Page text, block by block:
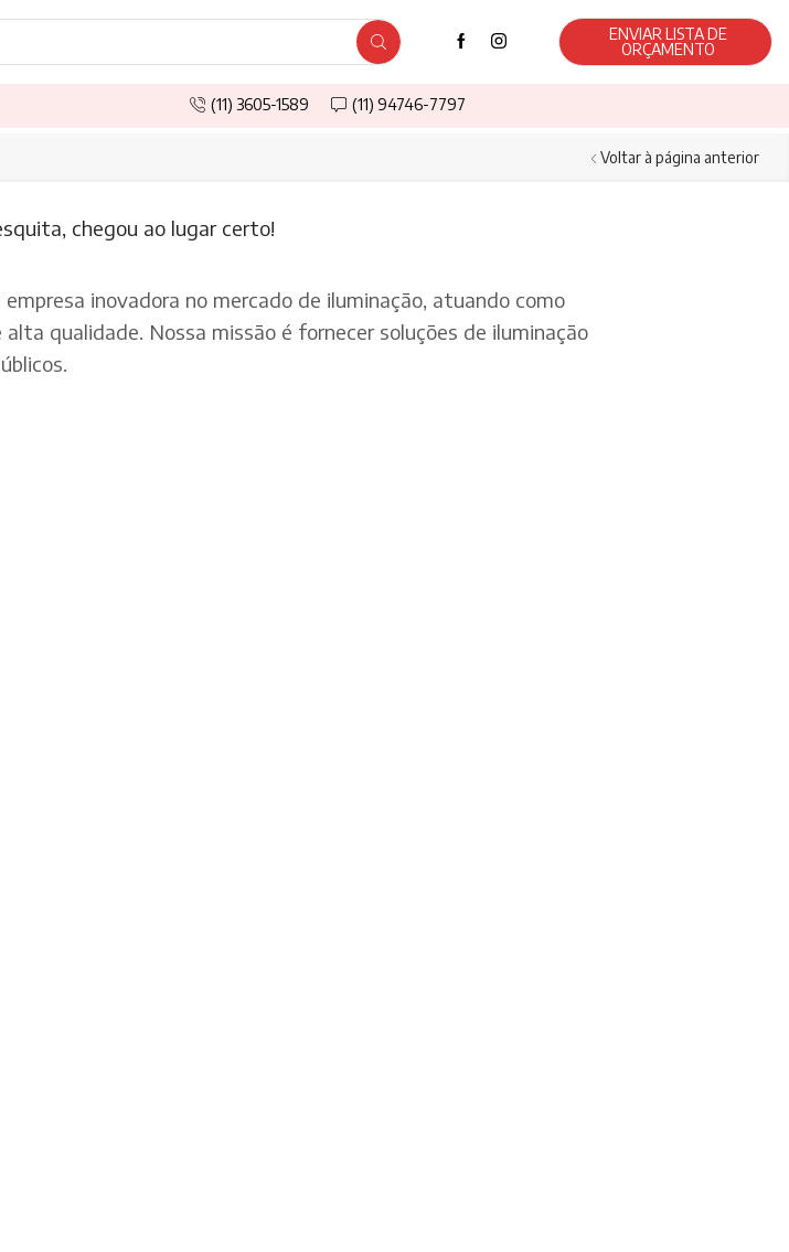
ENVIAR LISTA DE
ORÇAMENTO
(11) 3605-1589 (11) 94746-7797
Voltar à página anterior
chegou ao lugar certo!
inovadora no mercado de iluminação, atuando como
qualidade. Nossa missão é fornecer soluções de iluminação